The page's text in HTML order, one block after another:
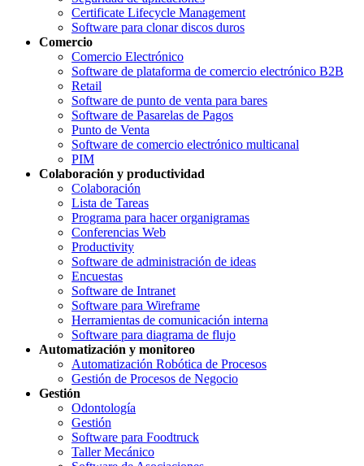
Certificate Lifecycle Management
Software para clonar discos duros
Comercio
Comercio Electrónico
Software de plataforma de comercio electrónico B2B
Retail
Software de punto de venta para bares
Software de Pasarelas de Pagos
Punto de Venta
Software de comercio electrónico multicanal
PIM
Colaboración y productividad
Colaboración
Lista de Tareas
Programa para hacer organigramas
Conferencias Web
Productivity
Software de administración de ideas
Encuestas
Software de Intranet
Software para Wireframe
Herramientas de comunicación interna
Software para diagrama de flujo
Automatización y monitoreo
Automatización Robótica de Procesos
Gestión de Procesos de Negocio
Gestión
Odontología
Gestión
Software para Foodtruck
Taller Mecánico